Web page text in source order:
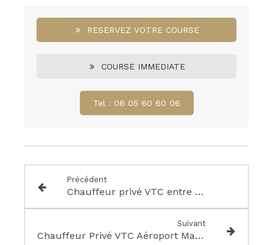
RESERVEZ VOTRE COURSE
COURSE IMMEDIATE
Tel : 06 05 60 60 06
Précédent
Chauffeur privé VTC entre Marseille et Cavalaire-sur-Mer
Suivant
Chauffeur Privé VTC Aéroport Marseille Provence